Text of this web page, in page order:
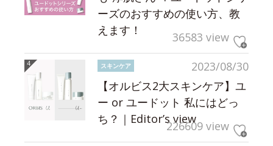
ーズのおすすめの使い方、教
えます！
36583 view
2023/08/30
スキンケア
【オルビス2大スキンケア】ユ
ー or ユードット 私にはどっ
ち？｜Editor’s view226609 view